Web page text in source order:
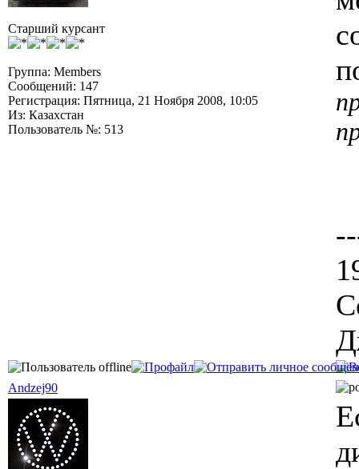
Старший курсант
Группа: Members
Сообщений: 147
Регистрация: Пятница, 21 Ноября 2008, 10:05
Из: Казахстан
Пользователь №: 513
Andzej90